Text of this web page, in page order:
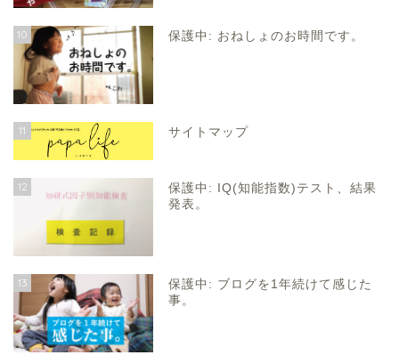
10 保護中: おねしょのお時間です。
11 サイトマップ
12
保護中: IQ(知能指数)テスト、結果
発表。
13
保護中: ブログを1年続けて感じた
事。